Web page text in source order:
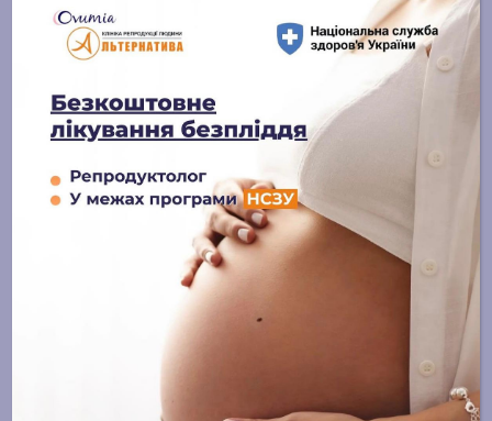
За 10 років, з 1989 по 1999 роки, “Johnson & Johnson”
“покрупнішали” на 44 компанії та продуктові лінії.
Різноманітні відкриття та розробки, високі стандарти
якості та успіхи корпорації неодноразово були
відзначені споживчим суспільством, зокрема в 1996
році корпорація була нагороджена Національною
медаллю Сполучених Штатів за технологічні
досягнення, а у 1999 році за опитуваннями
громадської думки “Johnson & Johnson” зайняла
перше місце у списку корпорацій з найвищою
репутацією серед населення США.